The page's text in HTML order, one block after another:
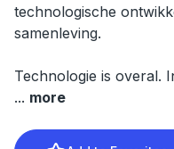
technologische
samenleving.
Technologie is overal.
... more